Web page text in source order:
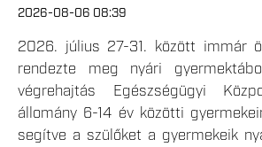
2026-08-06 08:39
2026. július 27-31. között immár
rendezte meg nyári
végrehajtás Egészségügyi
állomány 6-14 év közötti
segítve a szülőket a gyermekeik